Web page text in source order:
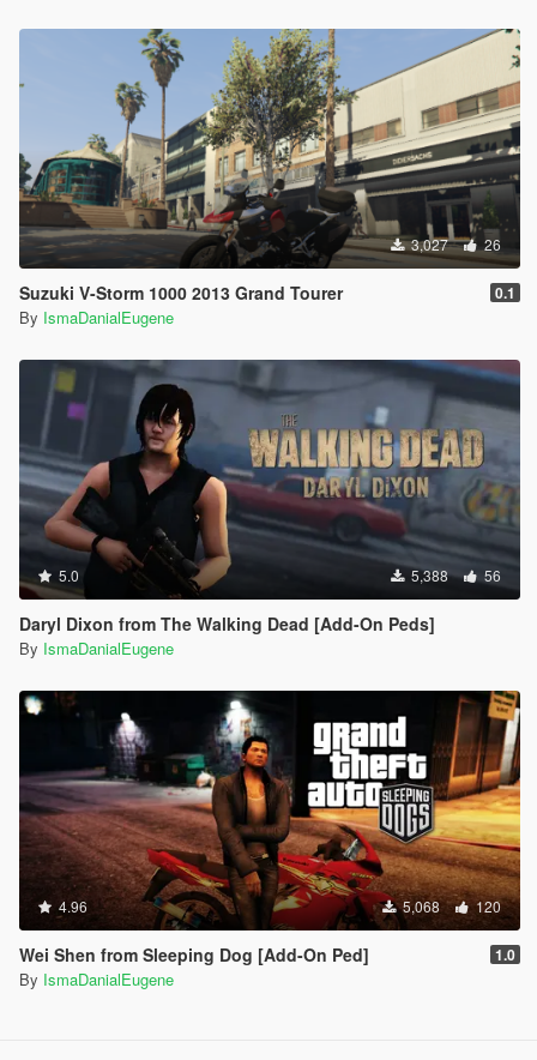
3,027 26
Suzuki V-Storm 1000 2013 Grand Tourer 0.1
By IsmaDanialEugene
5.0 5,388 56
Daryl Dixon from The Walking Dead [Add-On Peds]
By IsmaDanialEugene
4.96 5,068 120
Wei Shen from Sleeping Dog [Add-On Ped] 1.0
By IsmaDanialEugene